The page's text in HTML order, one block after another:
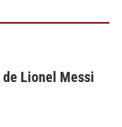
de Lionel Messi